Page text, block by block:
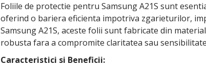
Foliile de protectie pentru Samsung A21S sunt
oferind o bariera eficienta impotriva zgarieturilor,
Samsung A21S, aceste folii sunt fabricate din
robusta fara a compromite claritatea sau
Caracteristici si Beneficii: